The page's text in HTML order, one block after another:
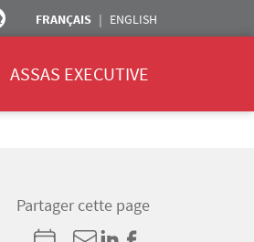
FRANÇAIS ENGLISH
ASSAS EXECUTIVE
Partager cette page